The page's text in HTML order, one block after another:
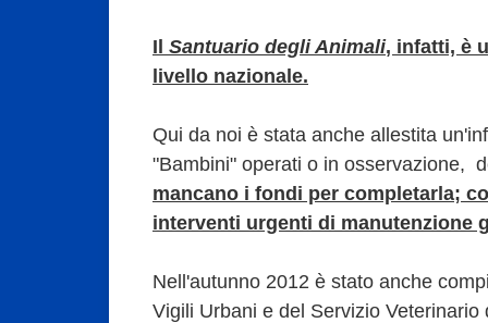
Il Santuario degli Animali, infatti, è
livello nazionale.
Qui da noi è stata anche allestita
"Bambini" operati o in osservazione,
mancano i fondi per completarla;
interventi urgenti di manutenzione
Nell'autunno 2012 è stato anche
Vigili Urbani e del Servizio Veterinario